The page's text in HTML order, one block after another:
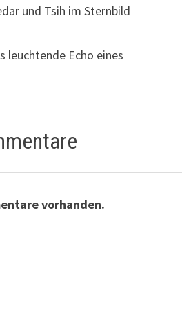
und Tsih im Sternbild
leuchtende Echo eines
vorhanden.